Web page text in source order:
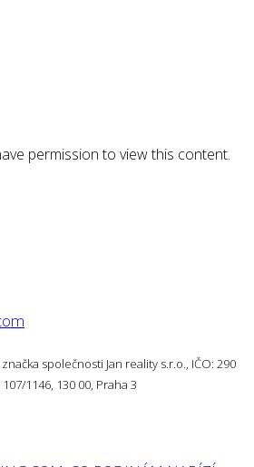
permission to view this content.
společnosti Jan reality s.r.o., IČO: 290
1146, 130 00, Praha 3